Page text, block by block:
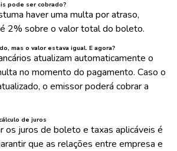
pode ser cobrado?
haver uma multa por atraso,
2% sobre o valor total do boleto.
mas o valor estava igual. E agora?
atualizam automaticamente o
no momento do pagamento. Caso o
o emissor poderá cobrar a
de juros
os juros de boleto e taxas aplicáveis é
que as relações entre empresa e